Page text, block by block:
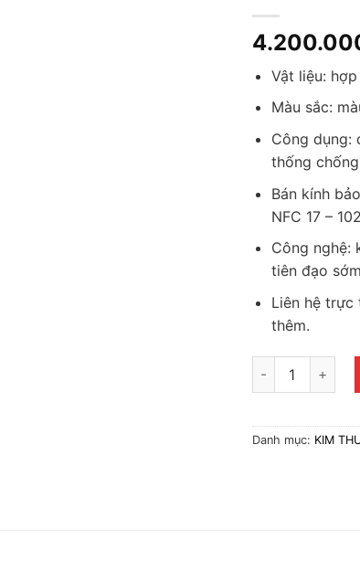
Vật liệu:
Màu sắc:
Công dụng:
thống
Bán kính
NFC 17 –
Công nghệ:
tiên đạo sớm
Liên hệ
thêm.
Kim thu sét
Danh mục: KIM